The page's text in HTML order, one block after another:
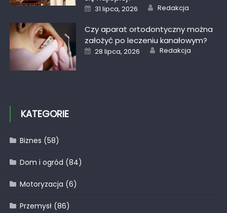
Posted
on
31 lipca, 2026 Author
Redakcja
Czy aparat ortodontyczny można
założyć po leczeniu kanałowym?
Posted
on
28 lipca, 2026 Author
Redakcja
KATEGORIE
Biznes (58)
Dom i ogród (84)
Motoryzacja (6)
Przemysł(86)